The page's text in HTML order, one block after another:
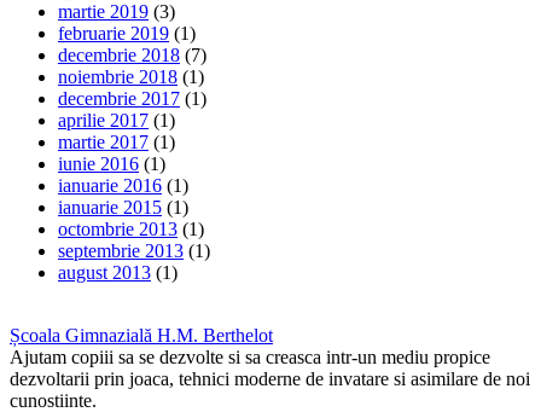
martie 2019 (3)
februarie 2019 (1)
decembrie 2018 (7)
noiembrie 2018 (1)
decembrie 2017 (1)
aprilie 2017 (1)
martie 2017 (1)
iunie 2016 (1)
ianuarie 2016 (1)
ianuarie 2015 (1)
octombrie 2013 (1)
septembrie 2013 (1)
august 2013 (1)
Școala Gimnazială H.M. Berthelot
Ajutam copiii sa se dezvolte si sa creasca intr-un mediu propice
dezvoltarii prin joaca, tehnici moderne de invatare si asimilare de noi
cunostiinte.